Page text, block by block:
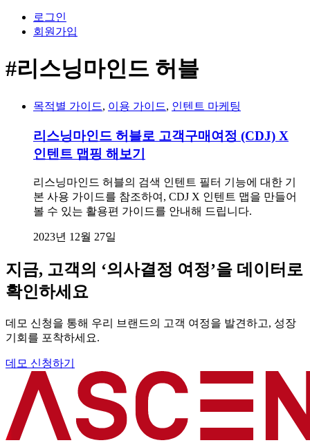
로그인
회원가입
#리스닝마인드 허블
목적별 가이드, 이용 가이드, 인텐트 마케팅
리스닝마인드 허블로 고객구매여정 (CDJ) X
인텐트 맵핑 해보기
리스닝마인드 허블의 검색 인텐트 필터 기능에 대한 기
본 사용 가이드를 참조하여, CDJ X 인텐트 맵을 만들어
볼 수 있는 활용편 가이드를 안내해 드립니다.
2023년 12월 27일
지금, 고객의 ‘의사결정 여정’을 데이터로
확인하세요
데모 신청을 통해 우리 브랜드의 고객 여정을 발견하고, 성장
기회를 포착하세요.
데모 신청하기